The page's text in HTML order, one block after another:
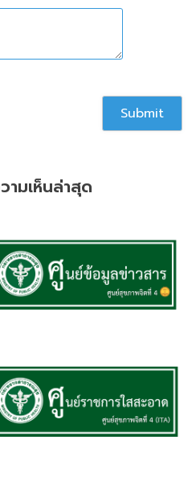
ามเห็นล่าสุด